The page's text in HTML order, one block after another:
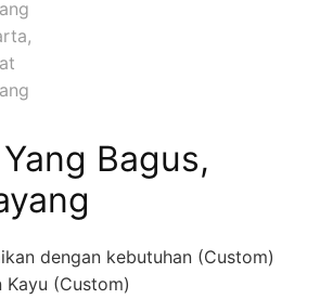
Bagus,
dengan kebutuhan (Custom)
Kayu (Custom)